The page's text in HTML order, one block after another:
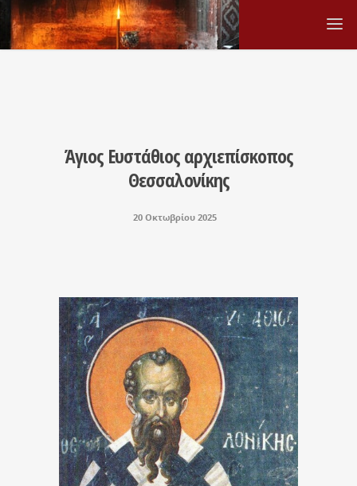
Άγιος Ευστάθιος αρχιεπίσκοπος
Θεσσαλονίκης
20 Οκτωβρίου 2025